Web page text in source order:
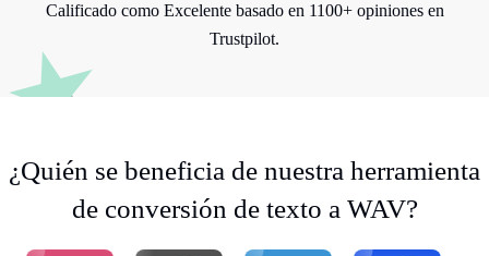
Calificado como Excelente basado en 1100+ opiniones en
Trustpilot.
¿Quién se beneficia de nuestra herramienta
de conversión de texto a WAV?